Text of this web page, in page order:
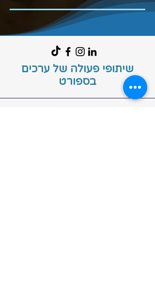
שיתופי פעולה של ערכים
בספורט